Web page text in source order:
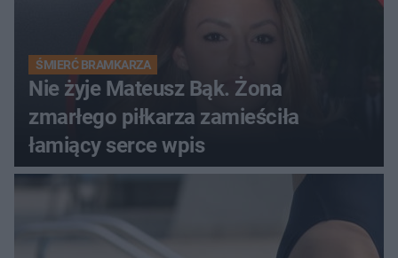
ŚMIERĆ BRAMKARZA
Nie żyje Mateusz Bąk. Żona
zmarłego piłkarza zamieściła
łamiący serce wpis